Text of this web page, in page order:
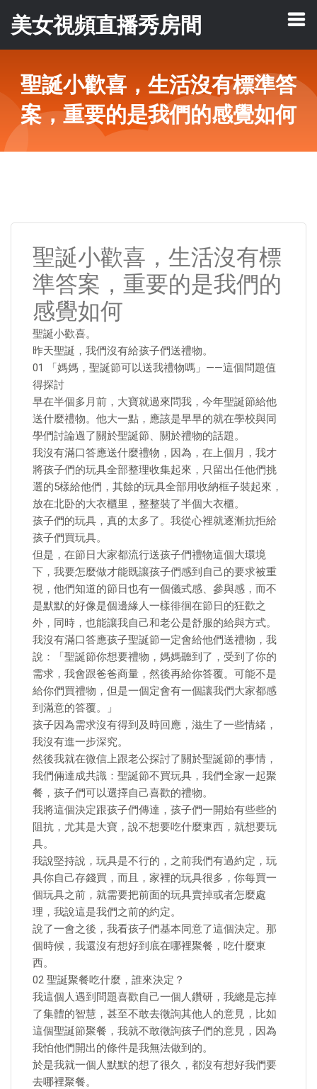
美女視頻直播秀房間
聖誕小歡喜，生活沒有標準答
案，重要的是我們的感覺如何
聖誕小歡喜，生活沒有標
準答案，重要的是我們的
感覺如何
聖誕小歡喜。
昨天聖誕，我們沒有給孩子們送禮物。
01 「媽媽，聖誕節可以送我禮物嗎」——這個問題值
得探討
早在半個多月前，大寶就過來問我，今年聖誕節給他
送什麼禮物。他大一點，應該是早早的就在學校與同
學們討論過了關於聖誕節、關於禮物的話題。
我沒有滿口答應送什麼禮物，因為，在上個月，我才
將孩子們的玩具全部整理收集起來，只留出任他們挑
選的5樣給他們，其餘的玩具全部用收納框子裝起來，
放在北卧的大衣櫃里，整整裝了半個大衣櫃。
孩子們的玩具，真的太多了。我從心裡就逐漸抗拒給
孩子們買玩具。
但是，在節日大家都流行送孩子們禮物這個大環境
下，我要怎麼做才能既讓孩子們感到自己的要求被重
視，他們知道的節日也有一個儀式感、參與感，而不
是默默的好像是個邊緣人一樣徘徊在節日的狂歡之
外，同時，也能讓我自己和老公是舒服的給與方式。
我沒有滿口答應孩子聖誕節一定會給他們送禮物，我
說：「聖誕節你想要禮物，媽媽聽到了，受到了你的
需求，我會跟爸爸商量，然後再給你答覆。可能不是
給你們買禮物，但是一個定會有一個讓我們大家都感
到滿意的答覆。」
孩子因為需求沒有得到及時回應，滋生了一些情緒，
我沒有進一步深究。
然後我就在微信上跟老公探討了關於聖誕節的事情，
我們倆達成共識：聖誕節不買玩具，我們全家一起聚
餐，孩子們可以選擇自己喜歡的禮物。
我將這個決定跟孩子們傳達，孩子們一開始有些些的
阻抗，尤其是大寶，說不想要吃什麼東西，就想要玩
具。
我說堅持說，玩具是不行的，之前我們有過約定，玩
具你自己存錢買，而且，家裡的玩具很多，你每買一
個玩具之前，就需要把前面的玩具賣掉或者怎麼處
理，我說這是我們之前的約定。
說了一會之後，我看孩子們基本同意了這個決定。那
個時候，我還沒有想好到底在哪裡聚餐，吃什麼東
西。
02 聖誕聚餐吃什麼，誰來決定？
我這個人遇到問題喜歡自己一個人鑽研，我總是忘掉
了集體的智慧，甚至不敢去徵詢其他人的意見，比如
這個聖誕節聚餐，我就不敢徵詢孩子們的意見，因為
我怕他們開出的條件是我無法做到的。
於是我就一個人默默的想了很久，都沒有想好我們要
去哪裡聚餐。